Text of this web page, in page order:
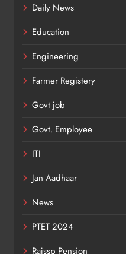
Daily News
Education
Engineering
Farmer Registery
Govt job
Govt. Employee
ITI
Jan Aadhaar
News
PTET 2024
Rajssp Pension